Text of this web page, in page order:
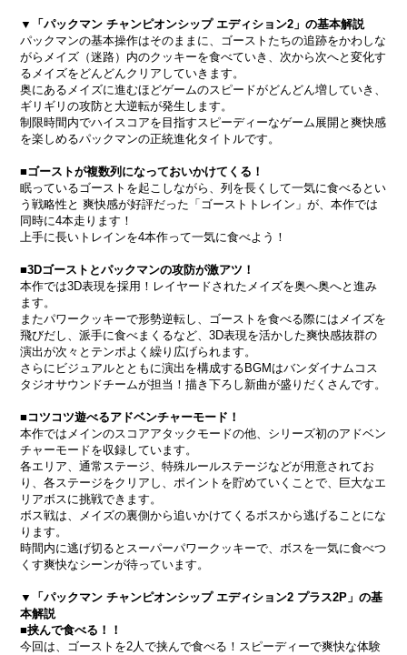
▼「パックマン チャンピオンシップ エディション2」の基本解説
パックマンの基本操作はそのままに、ゴーストたちの追跡をかわしな
がらメイズ（迷路）内のクッキーを食べていき、次から次へと変化す
るメイズをどんどんクリアしていきます。
奥にあるメイズに進むほどゲームのスピードがどんどん増していき、
ギリギリの攻防と大逆転が発生します。
制限時間内でハイスコアを目指すスピーディーなゲーム展開と爽快感
を楽しめるパックマンの正統進化タイトルです。
■ゴーストが複数列になっておいかけてくる！
眠っているゴーストを起こしながら、列を長くして一気に食べるとい
う戦略性と 爽快感が好評だった「ゴーストトレイン」が、本作では
同時に4本走ります！
上手に長いトレインを4本作って一気に食べよう！
■3Dゴーストとパックマンの攻防が激アツ！
本作では3D表現を採用！レイヤードされたメイズを奥へ奥へと進み
ます。
またパワークッキーで形勢逆転し、ゴーストを食べる際にはメイズを
飛びだし、派手に食べまくるなど、3D表現を活かした爽快感抜群の
演出が次々とテンポよく繰り広げられます。
さらにビジュアルとともに演出を構成するBGMはバンダイナムコス
タジオサウンドチームが担当！描き下ろし新曲が盛りだくさんです。
■コツコツ遊べるアドベンチャーモード！
本作ではメインのスコアアタックモードの他、シリーズ初のアドベン
チャーモードを収録しています。
各エリア、通常ステージ、特殊ルールステージなどが用意されてお
り、各ステージをクリアし、ポイントを貯めていくことで、巨大なエ
リアボスに挑戦できます。
ボス戦は、メイズの裏側から追いかけてくるボスから逃げることにな
ります。
時間内に逃げ切るとスーパーパワークッキーで、ボスを一気に食べつ
くす爽快なシーンが待っています。
▼「パックマン チャンピオンシップ エディション2 プラス2P」の基
本解説
■挟んで食べる！！
今回は、ゴーストを2人で挟んで食べる！スピーディーで爽快な体験